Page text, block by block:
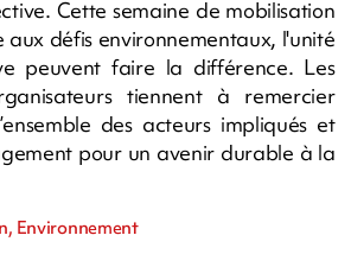
Cette semaine de mobilisation
défis environnementaux, l'unité
peuvent faire la différence. Les
tiennent à remercier
des acteurs impliqués et
pour un avenir durable à la
Environnement